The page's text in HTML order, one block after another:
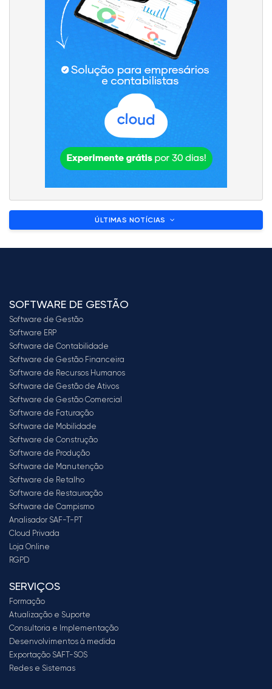
ÚLTIMAS NOTÍCIAS
SOFTWARE DE GESTÃO
Software de Gestão
Software ERP
Software de Contabilidade
Software de Gestão Financeira
Software de Recursos Humanos
Software de Gestão de Ativos
Software de Gestão Comercial
Software de Faturação
Software de Mobilidade
Software de Construção
Software de Produção
Software de Manutenção
Software de Retalho
Software de Restauração
Software de Campismo
Analisador SAF-T-PT
Cloud Privada
Loja Online
RGPD
SERVIÇOS
Formação
Atualização e Suporte
Consultoria e Implementação
Desenvolvimentos à medida
Exportação SAFT-SOS
Redes e Sistemas